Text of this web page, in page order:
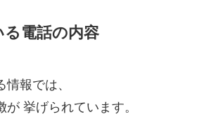
電話の内容
報では、
が 挙げられています。